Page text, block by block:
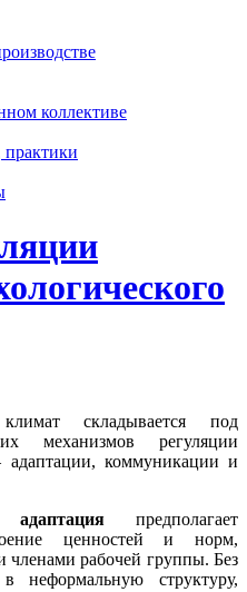
коллективе
климат складывается под
механизмов регуляции
адаптации, коммуникации и
адаптация предполагает
ценностей и норм,
рабочей группы. Без
неформальную структуру,